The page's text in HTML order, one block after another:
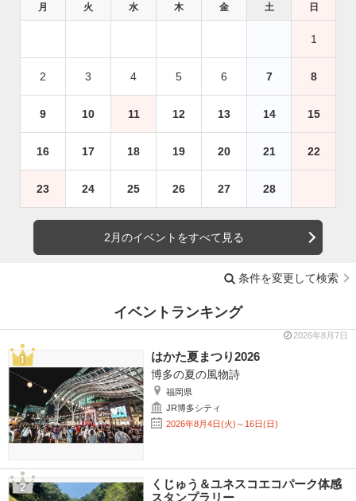
月 火 水 木 金 土 日
1
2 3 4 5 6 7 8
9 10 11 12 13 14 15
16 17 18 19 20 21 22
23 24 25 26 27 28
2月のイベントをすべて見る
条件を変更して検索
イベントランキング
2026年8月7日
はかた夏まつり2026
博多の夏の風物詩
福岡県
JR博多シティ
2026年8月4日(火)～16日(日)
くじゅう＆ユネスコエコパーク体感
スタンプラリー